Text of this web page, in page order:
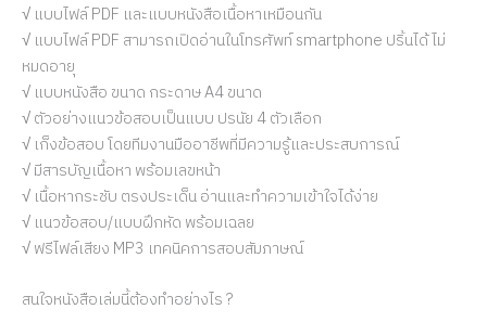
√ แบบไฟล์ PDF และแบบหนังสือเนื้อหาเหมือนกัน
√ แบบไฟล์ PDF สามารถเปิดอ่านในโทรศัพท์ smartphone ปริ้นได้ ไม่
หมดอายุ
√ แบบหนังสือ ขนาด กระดาษ A4 ขนาด
√ ตัวอย่างแนวข้อสอบเป็นแบบ ปรนัย 4 ตัวเลือก
√ เก็งข้อสอบ โดยทีมงานมืออาชีพที่มีความรู้และประสบการณ์
√ มีสารบัญเนื้อหา พร้อมเลขหน้า
√ เนื้อหากระชับ ตรงประเด็น อ่านและทำความเข้าใจได้ง่าย
√ แนวข้อสอบ/แบบฝึกหัด พร้อมเฉลย
√ ฟรีไฟล์เสียง MP3 เทคนิคการสอบสัมภาษณ์
สนใจหนังสือเล่มนี้ต้องทำอย่างไร ?